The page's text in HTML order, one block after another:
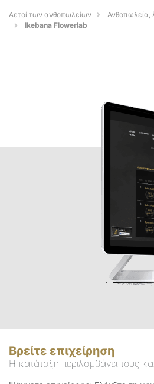
Αετοί των ανθοπωλείων
Ανθοπωλεία,
Ikebana Flowerlab
Βρείτε επιχείρηση
Η κατάταξη περιλαμβάνει τους